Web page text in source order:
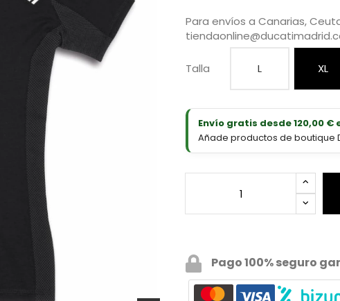
Para envíos a Canarias,
Talla L XL
Envío gratis desde 120,00 €
Añade productos de boutique
Pago 100% seguro